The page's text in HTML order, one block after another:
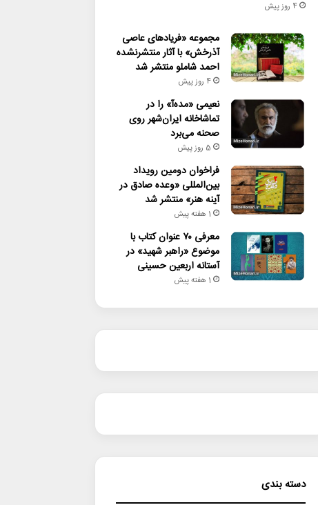
4 روز پیش
مجموعه «فریادهای عاصی
آذرخش» با آثار منتشرنشده
احمد شاملو منتشر شد
4 روز پیش
نعیمی «مده‌آ» را در
تماشاخانه ایران‌شهر روی
صحنه می‌برد
5 روز پیش
فراخوان دومین رویداد
بین‌المللی «وعده صادق در
آینه هنر» منتشر شد
1 هفته پیش
معرفی ۷۰ عنوان کتاب با
موضوع «راهبر شهید» در
آستانه اربعین حسینی
1 هفته پیش
دسته بندی